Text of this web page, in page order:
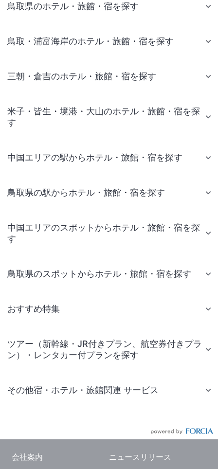
鳥取県のホテル・旅館・宿を探す
鳥取・浦富海岸のホテル・旅館・宿を探す
三朝・倉吉のホテル・旅館・宿を探す
米子・皆生・境港・大山のホテル・旅館・宿を探
す
中国エリアの駅からホテル・旅館・宿を探す
鳥取県の駅からホテル・旅館・宿を探す
中国エリアのスポットからホテル・旅館・宿を探
す
鳥取県のスポットからホテル・旅館・宿を探す
おすすめ特集
ツアー（新幹線・JR付きプラン、航空券付きプラ
ン）・レンタカー付プランを探す
その他宿・ホテル・旅館関連 サービス
会社案内 ニュースリリース